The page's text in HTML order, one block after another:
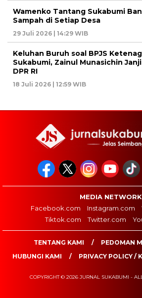
Wamenko Tantang Sukabumi
Sampah di Setiap Desa
29 Juli 2026 | 14:29 WIB
Keluhan Buruh soal BPJS
Sukabumi, Zainul Munasichin
DPR RI
18 Juli 2026 | 12:59 WIB
MEDIA NETWORK
Facebook.com
Instagram.com
Tiktok.com
Twitter.com
TENTANG KAMI
PEDOMAN
HUBUNGI KAMI
PRIVACY POLICY /
COPYRIGHT © 2026 JURNAL SUKABUMI -